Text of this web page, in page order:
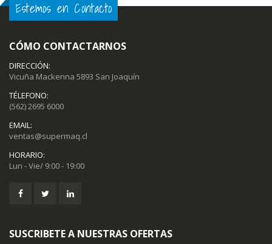
Estemos en Contacto
CÓMO CONTACTARNOS
DIRECCIÓN:
Vicuña Mackenna 5893 San Joaquín
TÉLEFONO:
(562) 2695 6000
EMAIL:
ventas@supermaq.cl
HORARIO:
Lun - Vie/ 9:00 - 19:00
SUSCRIBETE A NUESTRAS OFERTAS